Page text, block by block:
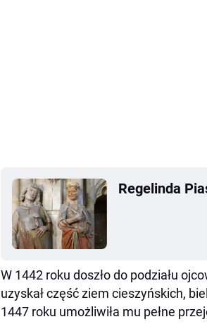
Regelinda
W 1442 roku doszło do podziału
uzyskał część ziem cieszyńskich,
1447 roku umożliwiła mu pełne